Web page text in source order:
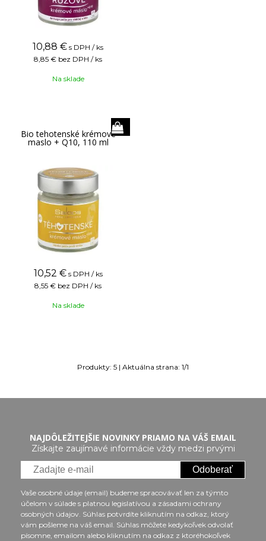
10,88 € s DPH / ks
8,85 € bez DPH / ks
Na sklade
Bio tehotenské krémové
maslo + Q10, 110 ml
10,52 € s DPH / ks
8,55 € bez DPH / ks
Na sklade
Produkty: 5 | Aktuálna strana: 1/1
NAJDÔLEŽITEJŠIE NOVINKY PRIAMO NA VÁŠ EMAIL
Získajte zaujímavé informácie vždy medzi prvými
Odoberať
Vaše osobné údaje (email) budeme spracovávať len za týmto
účelom v súlade s platnou legislatívou a zásadami ochrany
osobných údajov. Súhlas potvrdíte kliknutím na odkaz, ktorý
vám pošleme na váš email. Súhlas môžete kedykoľvek odvolať
písomne, emailom alebo kliknutím na odkaz z ktoréhokoľvek